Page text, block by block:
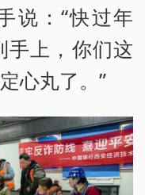
说：“快过年
手上，你们这
心丸了。”